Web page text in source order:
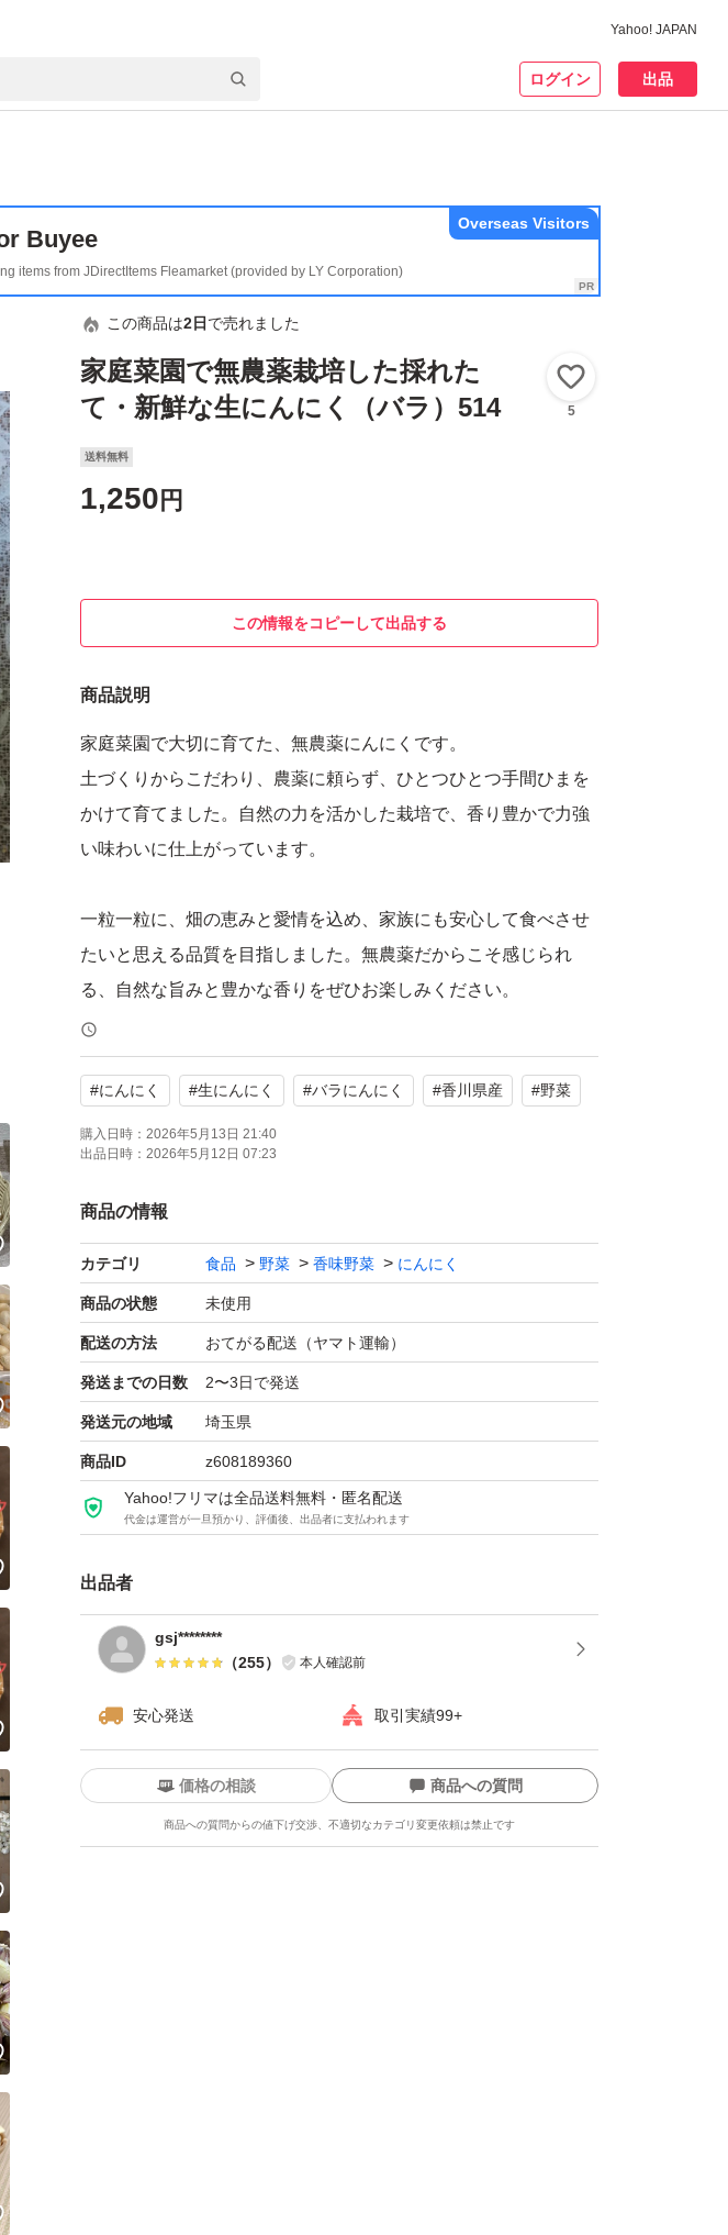
Yahoo! JAPAN
ログイン 出品
Buyee
items from JDirectItems Fleamarket (provided by LY Corporation)
Overseas Visitors
この商品は2日 で売れました
家庭菜園で無農薬栽培した採れた
て・新鮮な生にんにく（バラ）514
5
送料無料
1,250 円
この情報をコピーして出品する
商品説明
家庭菜園で大切に育てた、無農薬にんにくです。
土づくりからこだわり、農薬に頼らず、ひとつひとつ手間ひまを
かけて育てました。自然の力を活かした栽培で、香り豊かで力強
い味わいに仕上がっています。
一粒一粒に、畑の恵みと愛情を込め、家族にも安心して食べさせ
たいと思える品質を目指しました。無農薬だからこそ感じられ
る、自然な旨みと豊かな香りをぜひお楽しみください。
#にんにく #生にんにく #バラにんにく #香川県産 #野菜
購入日時： 2026年5月13日 21:40
出品日時： 2026年5月12日 07:23
商品の情報
カテゴリ 食品 野菜 香味野菜 にんにく
商品の状態 未使用
配送の方法 おてがる配送（ヤマト運輸）
発送までの日数 2〜3日で発送
発送元の地域 埼玉県
商品ID z608189360
Yahoo!フリマは全品送料無料・匿名配送
代金は運営が一旦預かり、評価後、出品者に支払われます
出品者
gsj********
（255） 本人確認前
安心発送 取引実績99+
について
価格の相談 商品への質問
商品への質問からの値下げ交渉、不適切なカテゴリ変更依頼は禁止です
いいね！
いいね！
いいね！